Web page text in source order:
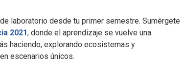
laboratorio desde tu primer semestre. Sumérgete
2021, donde el aprendizaje se vuelve una
haciendo, explorando ecosistemas y
escenarios únicos.